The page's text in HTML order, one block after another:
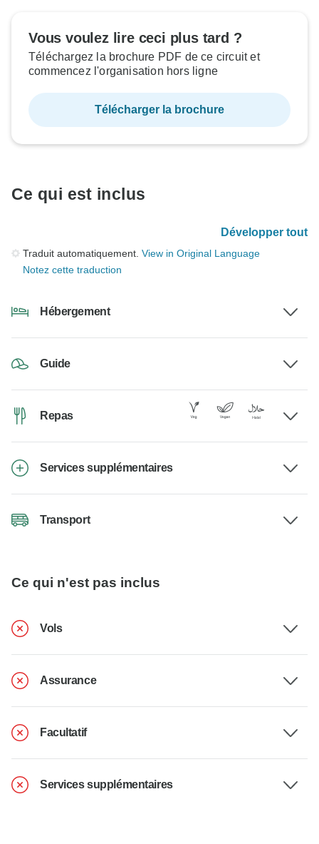
Vous voulez lire ceci plus tard ?
Téléchargez la brochure PDF de ce circuit et
commencez l'organisation hors ligne
Télécharger la brochure
Ce qui est inclus
Développer tout
Traduit automatiquement. View in Original Language
Notez cette traduction
Hébergement
Guide
Repas
Services supplémentaires
Transport
Ce qui n'est pas inclus
Vols
Assurance
Facultatif
Services supplémentaires